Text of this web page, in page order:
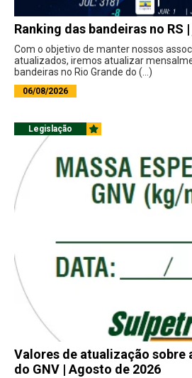
Ranking das bandeiras no RS
Com o objetivo de manter nossos
atualizados, iremos atualizar
bandeiras no Rio Grande do (...)
06/08/2026
Legislação
Valores de atualização sobre
do GNV | Agosto de 2026